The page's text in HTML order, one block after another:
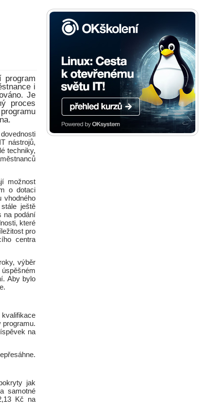
program
i
Je
proces
nástrojů,
techniky,
možnost
o dotaci
vhodného
ještě
na podání
které
pro
centra
výběr
Aby bylo
na
jak
samotné
Kč na